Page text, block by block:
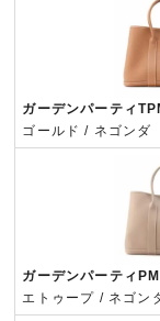
ガーデンパーティ
ゴールド / ネゴンダ
ガーデンパーティPM
エトゥープ / ネゴン